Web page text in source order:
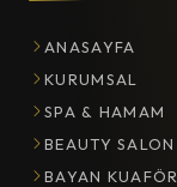
ANASAYFA
KURUMSAL
SPA & HAMAM
BEAUTY SALON
BAYAN KUAFÖR